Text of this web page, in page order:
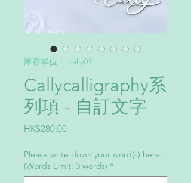
庫存單位： cally01
Callycalligraphy系
列項 - 自訂文字
HK$280.00價
Please write down your word(s) here:
(Words Limit: 3 words) *